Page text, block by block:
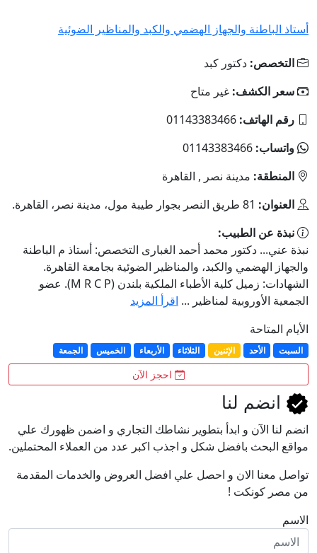
أستاذ الباطنة والجهاز الهضمي والكبد والمناظير الضوئية
التخصص: دكتور كبد
سعر الكشف: غير متاح
رقم الهاتف: 01143383466
واتساب: 01143383466
المنطقة: مدينة نصر , القاهرة
العنوان: 81 طريق النصر بجوار طيبة مول، مدينة نصر، القاهرة.
نبذة عن الطبيب:
نبذة عني... دكتور محمد أحمد الغبارى التخصص: أستاذ م الباطنة
والجهاز الهضمي والكبد، والمناظير الضوئية بجامعة القاهرة.
الشهادات: زميل كلية الأطباء الملكية بلندن (M R C P). عضو
الجمعية الأوروبية لمناظير ... اقرأ المزيد
الأيام المتاحة
السبت الأحد الإثنين الثلاثاء الأربعاء الخميس الجمعة
احجز الآن
انضم لنا
انضم لنا اﻵن و ابدأ بتطوير نشاطك التجاري و اضمن ظهورك علي
مواقع البحث بافضل شكل و اجذب اكبر عدد من العملاء المحتملين.
تواصل معنا الان و احصل علي افضل العروض والخدمات المقدمة
من مصر كونكت !
الاسم